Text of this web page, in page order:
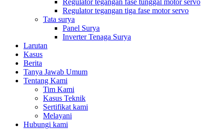
Regulator tegangan fase tunggal motor servo
Regulator tegangan tiga fase motor servo
Tata surya
Panel Surya
Inverter Tenaga Surya
Larutan
Kasus
Berita
Tanya Jawab Umum
Tentang Kami
Tim Kami
Kasus Teknik
Sertifikat kami
Melayani
Hubungi kami